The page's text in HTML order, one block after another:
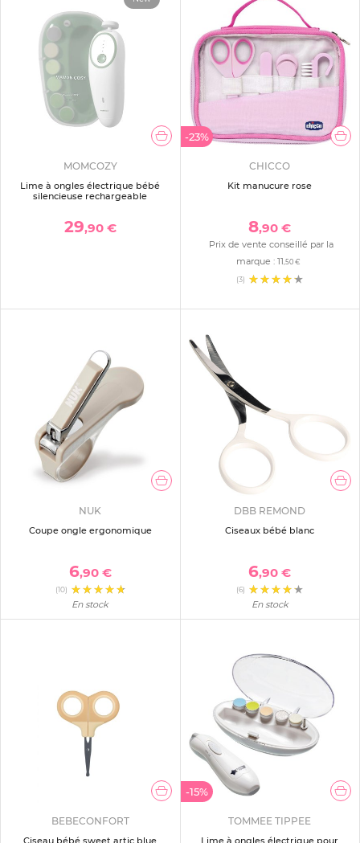
MOMCOZY
Lime à ongles électrique bébé
silencieuse rechargeable
29,90 €
-23%
CHICCO
Kit manucure rose
8,90 €
Prix de vente conseillé par la
marque : 11 ,50 €
(3)
NUK
Coupe ongle ergonomique
6,90 €
(10)
En stock
DBB REMOND
Ciseaux bébé blanc
6,90 €
(6)
En stock
BEBECONFORT
Ciseau bébé sweet artic blue
-15%
TOMMEE TIPPEE
Lime à ongles électrique pour